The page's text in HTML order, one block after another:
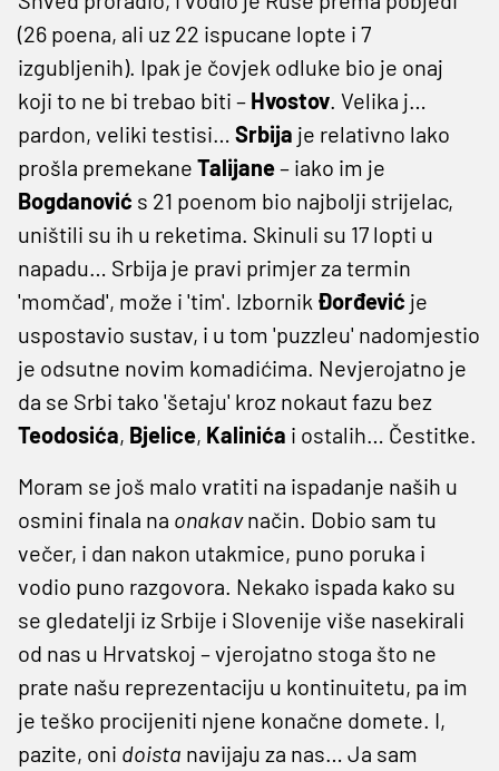
(26 poena, ali uz 22 ispucane lopte i 7
izgubljenih). Ipak je čovjek odluke bio je onaj
koji to ne bi trebao biti – Hvostov. Velika j…
pardon, veliki testisi… Srbija je relativno lako
prošla premekane Talijane– iako im je
Bogdanović s 21 poenom bio najbolji strijelac,
uništili su ih u reketima. Skinuli su 17 lopti u
napadu… Srbija je pravi primjer za termin
'momčad', može i 'tim'. Izbornik Đorđević je
uspostavio sustav, i u tom 'puzzleu' nadomjestio
je odsutne novim komadićima. Nevjerojatno je
da se Srbi tako 'šetaju' kroz nokaut fazu bez
Teodosića, Bjelice, Kalinića i ostalih… Čestitke.
Moram se još malo vratiti na ispadanje naših u
osmini finala na onakavnačin. Dobio sam tu
večer, i dan nakon utakmice, puno poruka i
vodio puno razgovora. Nekako ispada kako su
se gledatelji iz Srbije i Slovenije više nasekirali
od nas u Hrvatskoj – vjerojatno stoga što ne
prate našu reprezentaciju u kontinuitetu, pa im
je teško procijeniti njene konačne domete. I,
pazite, oni doista navijaju za nas… Ja sam